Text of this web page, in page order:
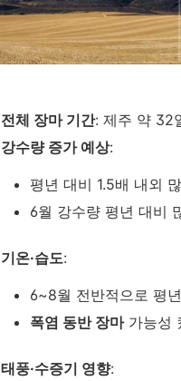
전체 장마 기간: 제주 약 32
강수량 증가 예상:
평년 대비 1.5배 내외
6월 강수량 평년 대비
기온·습도:
6~8월 전반적으로 평
폭염 동반 장마가능성
태풍·수증기 영향: